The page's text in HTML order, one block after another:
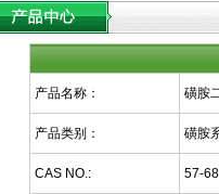
产品名称： 磺胺
产品类别： 磺胺
CAS NO.: 57-